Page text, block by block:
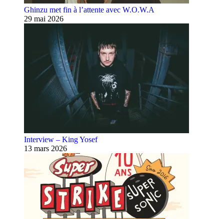
Ghinzu met fin à l’attente avec W.O.W.A
29 mai 2026
Interview – King Yosef
13 mars 2026